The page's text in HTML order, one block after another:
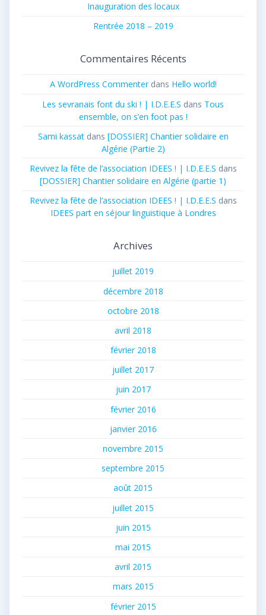
Inauguration des locaux
Rentrée 2018 – 2019
Commentaires Récents
A WordPress Commenterdans Hello world!
Les sevranais font du ski ! | I.D.E.E.S dans Tous
ensemble, on s’en foot pas !
Sami kassatdans [DOSSIER] Chantier solidaire en
Algérie (Partie 2)
Revivez la fête de l’association IDEES ! | I.D.E.E.S dans
[DOSSIER] Chantier solidaire en Algérie (partie 1)
Revivez la fête de l’association IDEES ! | I.D.E.E.S dans
IDEES part en séjour linguistique à Londres
Archives
juillet 2019
décembre 2018
octobre 2018
avril 2018
février 2018
juillet 2017
juin 2017
février 2016
janvier 2016
novembre 2015
septembre 2015
août 2015
juillet 2015
juin 2015
mai 2015
avril 2015
mars 2015
février 2015